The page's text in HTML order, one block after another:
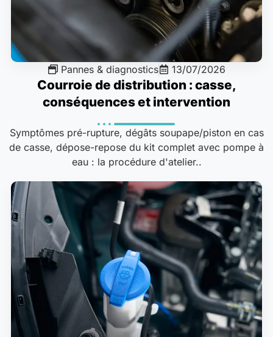
Pannes & diagnostics 13/07/2026
Courroie de distribution : casse,
conséquences et intervention
Symptômes pré-rupture, dégâts soupape/piston en cas
de casse, dépose-repose du kit complet avec pompe à
eau : la procédure d'atelier..